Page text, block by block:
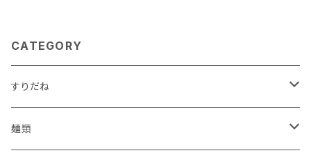
CATEGORY
すりだね
瓶
麺類